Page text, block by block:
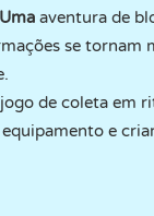
Uma aventura de
se tornam
de coleta em
e